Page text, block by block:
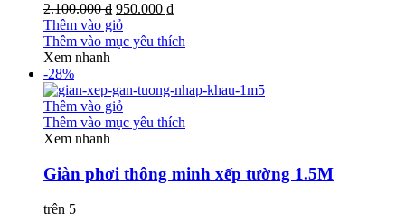
2.100.000 ₫ 950.000 ₫
Thêm vào giỏ
Thêm vào mục yêu thích
Xem nhanh
-28%
Thêm vào giỏ
Thêm vào mục yêu thích
Xem nhanh
Giàn phơi thông minh xếp tường 1.5M
trên 5